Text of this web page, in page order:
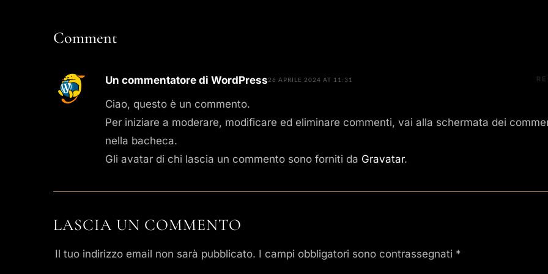
Comment
Un commentatore di WordPress26 APRILE 2024 AT 11:31
Ciao, questo è un commento.
Per iniziare a moderare, modificare ed eliminare commenti, vai alla schermata dei
nella bacheca.
Gli avatar di chi lascia un commento sono forniti da Gravatar.
LASCIA UN COMMENTO
Il tuo indirizzo email non sarà pubblicato. I campi obbligatori sono contrassegnati *